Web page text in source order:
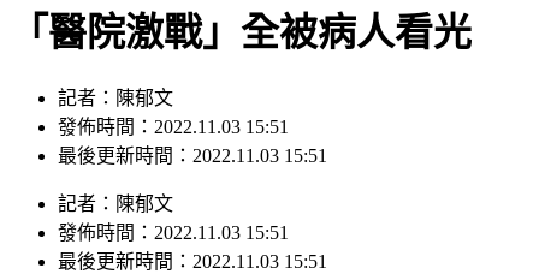
「醫院激戰」全被病人看光
記者：陳郁文
發佈時間：2022.11.03 15:51
最後更新時間：2022.11.03 15:51
記者 ： 陳郁文
發佈時間： 2022.11.03 15:51
最後更新時間： 2022.11.03 15:51